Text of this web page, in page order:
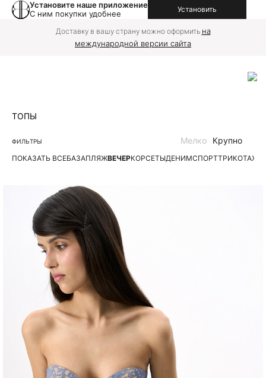
Установите наше приложение
С ним покупки удобнее
Установить
Доставку в вашу страну можно оформить на
международной версии сайта
ТОПЫ
ФИЛЬТРЫ
ПОКАЗАТЬ ВСЕБАЗАПЛЯЖВЕЧЕРКОРСЕТЫДЕНИМСПОРТ
Мелко Крупно